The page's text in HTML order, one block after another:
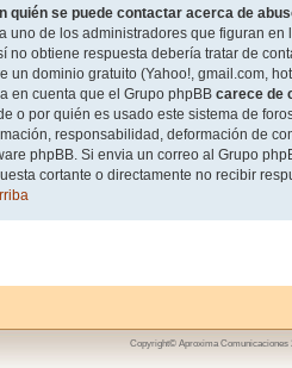
quién se puede contactar acerca de
uno de los administradores que figuran
no obtiene respuesta debería tratar de
un dominio gratuito (Yahoo!, gmail.com,
en cuenta que el Grupo phpBB carece de
o por quién es usado este sistema de
responsabilidad, deformación de
phpBB. Si envia un correo al Grupo
cortante o directamente no recibir
Copyright© Aproxima Comunicaciones